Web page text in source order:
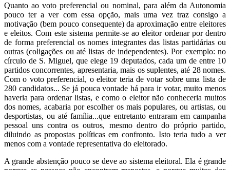
Quanto ao voto preferencial ou nominal, para além da Autonomia
pouco ter a ver com essa opção, mais uma vez traz consigo a
motivação (bem pouco consequente) da aproximação entre eleitores
e eleitos. Com este sistema permite-se ao eleitor ordenar por dentro
de forma preferencial os nomes integrantes das listas partidárias ou
outras (coligações ou até listas de independentes). Por exemplo: no
círculo de S. Miguel, que elege 19 deputados, cada um de entre 10
partidos concorrentes, apresentaria, mais os suplentes, até 28 nomes.
Com o voto preferencial, o eleitor teria de votar sobre uma lista de
280 candidatos... Se já pouca vontade há para ir votar, muito menos
haveria para ordenar listas, e como o eleitor não conheceria muitos
dos nomes, acabaria por escolher os mais populares, ou artistas, ou
desportistas, ou até família...que entretanto entraram em campanha
pessoal uns contra os outros, mesmo dentro do próprio partido,
diluindo as propostas políticas em confronto. Isto teria tudo a ver
menos com a vontade representativa do eleitorado.
A grande abstenção pouco se deve ao sistema eleitoral. Ela é grande